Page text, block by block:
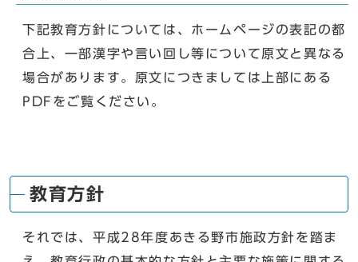
下記教育方針については、ホームページの表記の都
合上、一部漢字や言い回し等について原文と異なる
場合があります。原文につきましては上部にある
PDFをご覧ください。
教育方針
それでは、平成28年度あきる野市施政方針を踏ま